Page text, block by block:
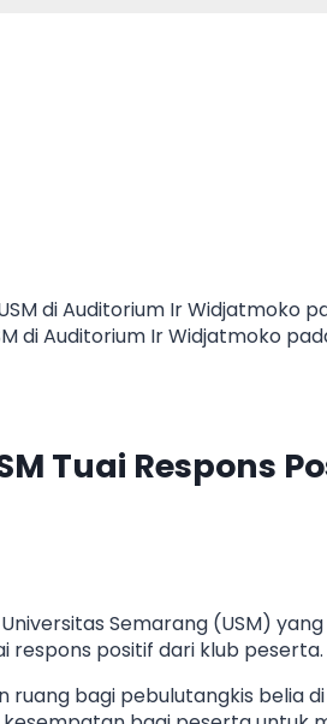
di Auditorium Ir Widjatmoko
Tuai Respons
Semarang (USM)
respons positif dari klub peserta.
ruang bagi pebulutangkis belia